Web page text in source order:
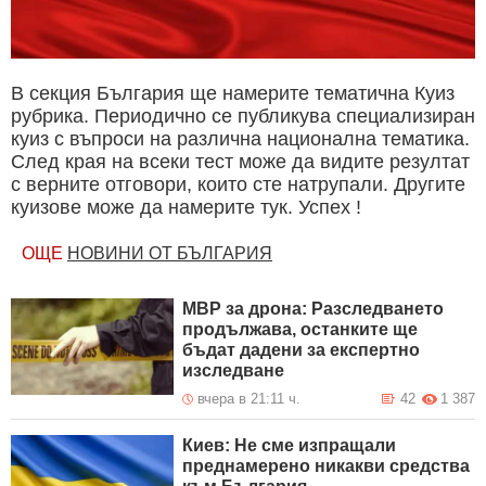
В секция България ще намерите тематична Куиз
рубрика. Периодично се публикува специализиран
куиз с въпроси на различна национална тематика.
След края на всеки тест може да видите резултат
с верните отговори, които сте натрупали. Другите
куизове може да намерите тук. Успех !
ОЩЕ НОВИНИ ОТ БЪЛГАРИЯ
МВР за дрона: Разследването
продължава, останките ще
бъдат дадени за експертно
изследване
вчера в 21:11 ч. 1 387
42
Киев: Не сме изпращали
преднамерено никакви средства